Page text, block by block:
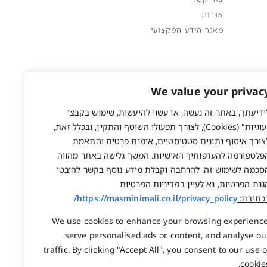
We value your
באתר זה נעשה, או עשוי להיעשות, שימוש בקבצי
"עוגיות" (Cookies), לצורך תפעולו השוטף והתקין, ובכלל זאת,
איסוף נתונים סטטיסטיים, אימות פרטים והתאמת
להעדפותיך האישיות. המשך גלישה באתר מהווה
לשימוש זה. להרחבה וקבלת מידע נוסף בקשר להיבטי
הפרטיות, נא לעיין במדיניות הפרטיות
https://masminimali.co.il/privacy_policy/
We use cookies to enhance your browsing
serve personalised ads or content, and analyse
traffic. By clicking "Accept All", you consent to our use
אודות
מאגר הידע המקצועי